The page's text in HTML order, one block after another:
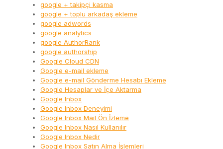
google + takipçi kasma
google + toplu arkadaş ekleme
google adwords
google analytics
google AuthorRank
google authorship
Google Cloud CDN
Google e-mail ekleme
Google e-mail Gönderme Hesabı Ekleme
Google Hesaplar ve İçe Aktarma
Google Inbox
Google Inbox Deneyimi
Google Inbox Mail Ön İzleme
Google Inbox Nasıl Kullanılır
Google Inbox Nedir
Google Inbox Satın Alma İşlemleri